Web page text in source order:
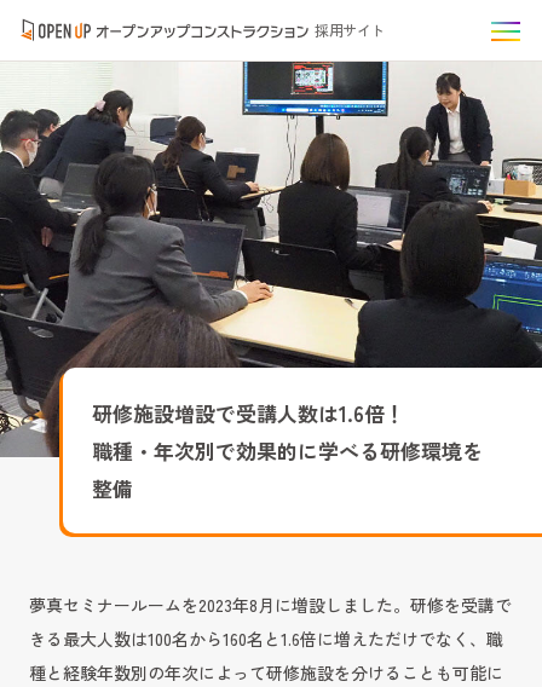
採用サイト
研修施設増設で受講人数は1.6倍！
職種・年次別で効果的に学べる研修環境を
整備
夢真セミナールームを2023年8月に増設しました。研修を受講で
きる最大人数は100名から160名と1.6倍に増えただけでなく、職
種と経験年数別の年次によって研修施設を分けることも可能に